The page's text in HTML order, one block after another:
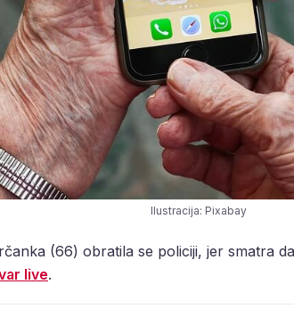
Ilustracija: Pixabay
(66) obratila se policiji, jer smatra
live.